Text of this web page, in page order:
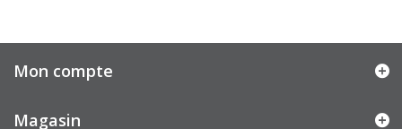
Mon compte
Magasin